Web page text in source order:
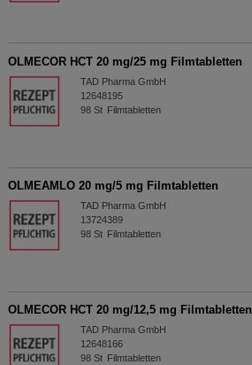
OLMECOR HCT 20 mg/25 mg Filmtabletten
TAD Pharma GmbH
12648195
98 St Filmtabletten
OLMEAMLO 20 mg/5 mg Filmtabletten
TAD Pharma GmbH
13724389
98 St Filmtabletten
OLMECOR HCT 20 mg/12,5 mg Filmtabletten
TAD Pharma GmbH
12648166
98 St Filmtabletten